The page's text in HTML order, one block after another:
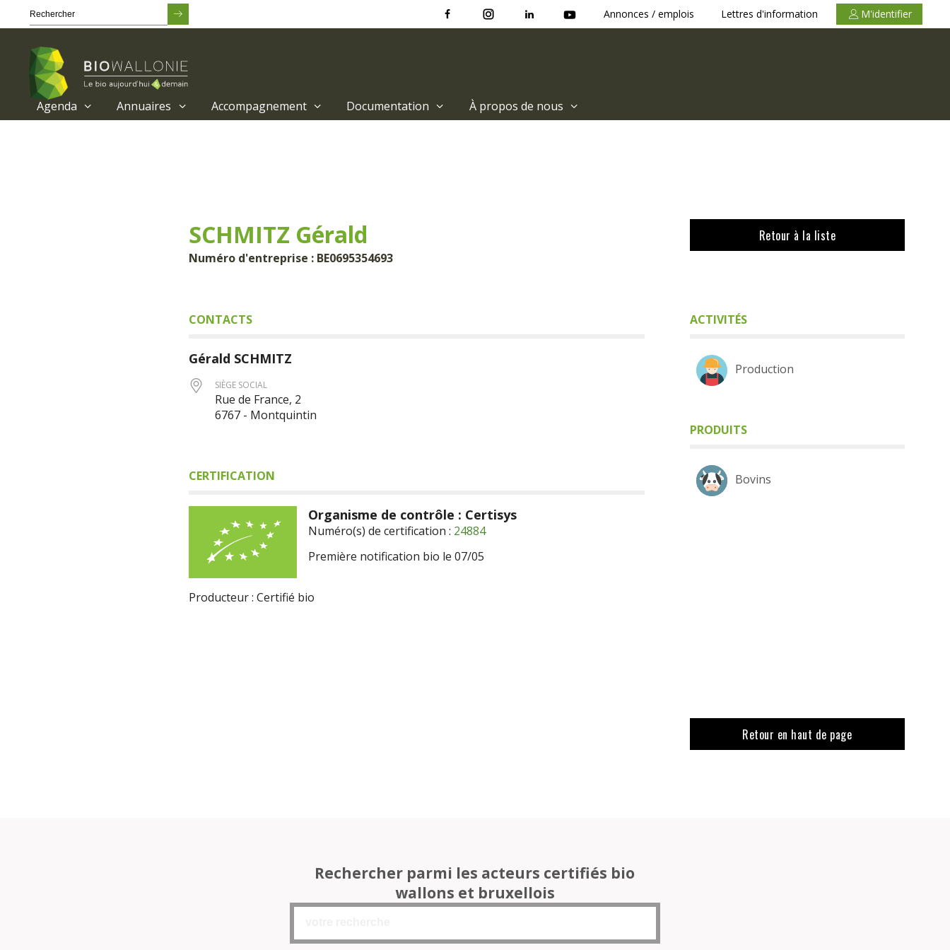
Annonces / emplois Lettres d'information M'identifier
Agenda Annuaires Accompagnement Documentation À propos de nous
SCHMITZ Gérald
Numéro d'entreprise : BE0695354693
CONTACTS
Gérald SCHMITZ
SIÈGE SOCIAL
Rue de France, 2
6767 - Montquintin
CERTIFICATION
Organisme de contrôle : Certisys
Numéro(s) de certification : 24884
Première notification bio le 07/05
Producteur : Certifié bio
Retour à la liste
ACTIVITÉS
Production
PRODUITS
Bovins
Retour en haut de page
Rechercher parmi les acteurs certifiés bio
wallons et bruxellois